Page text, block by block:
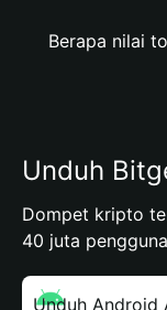
Berapa nilai
Unduh
Dompet kripto
40 juta pengguna
Unduh Android